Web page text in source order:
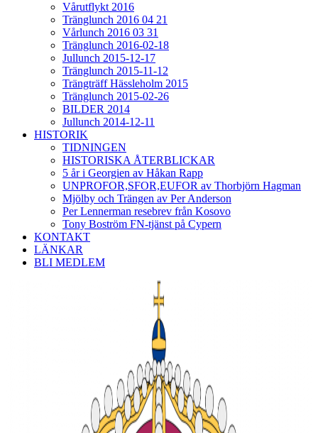
Vårutflykt 2016
Tränglunch 2016 04 21
Vårlunch 2016 03 31
Tränglunch 2016-02-18
Jullunch 2015-12-17
Tränglunch 2015-11-12
Trängträff Hässleholm 2015
Tränglunch 2015-02-26
BILDER 2014
Jullunch 2014-12-11
HISTORIK
TIDNINGEN
HISTORISKA ÅTERBLICKAR
5 år i Georgien av Håkan Rapp
UNPROFOR,SFOR,EUFOR av Thorbjörn Hagman
Mjölby och Trängen av Per Anderson
Per Lennerman resebrev från Kosovo
Tony Boström FN-tjänst på Cypern
KONTAKT
LÄNKAR
BLI MEDLEM